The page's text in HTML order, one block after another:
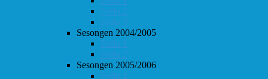
Follo 2
Follo 3
Sesongen 2004/2005
Follo 1
Follo 2
Sesongen 2005/2006
Follo 1